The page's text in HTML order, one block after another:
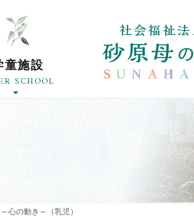
童施設
SCHOOL
心の動き～（乳児）